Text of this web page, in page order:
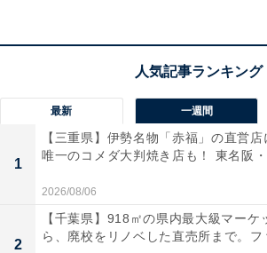
※安全上の理由により、見学会対象は
（未就学児以下のお子様の工場敷地内
あわせて読みたい
【大阪府】一般430円から
から老舗90年まで……大阪
最新 一週間
1
【三重県】伊勢名物「赤福」の直営店
唯一のコメダ大判焼き店も！ 東名阪・
2026/08/06
2
【千葉県】918㎡の県内最大級マーケ
ら、廃校をリノベした直売所まで。フ